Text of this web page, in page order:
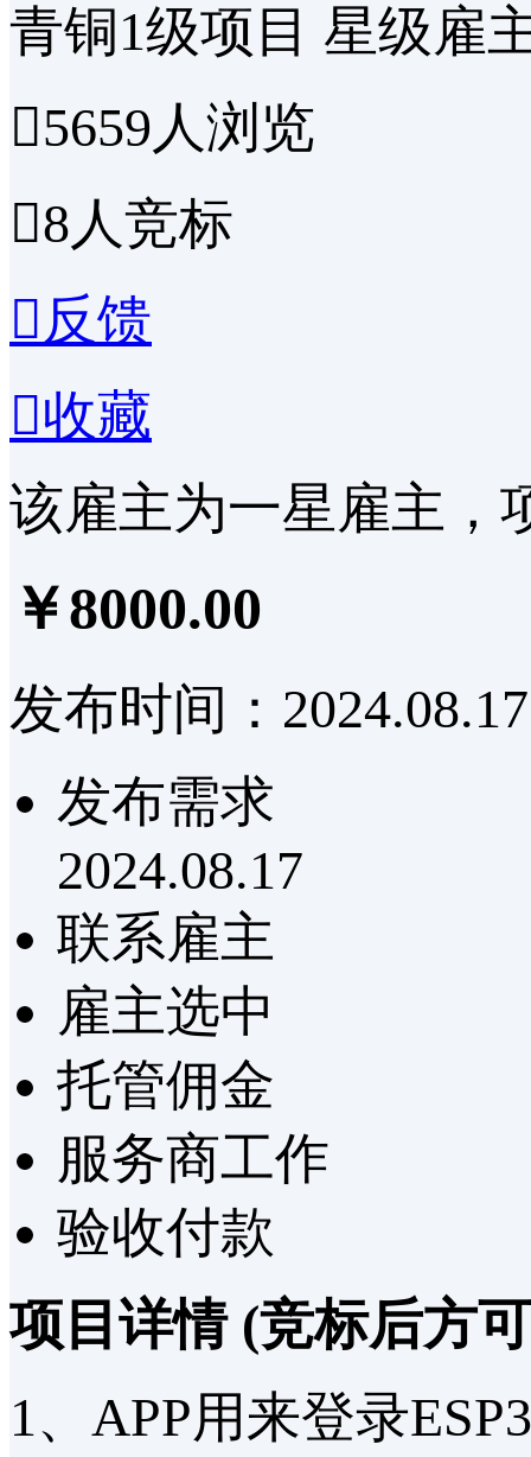
青铜1级项目 星级雇
5659人浏览
8人竞标
反馈
收藏
该雇主为一星雇主，
￥8000.00
发布时间：2024.08.17
发布需求
2024.08.17
联系雇主
雇主选中
托管佣金
服务商工作
验收付款
项目详情 (竞标后方
1、APP用来登录